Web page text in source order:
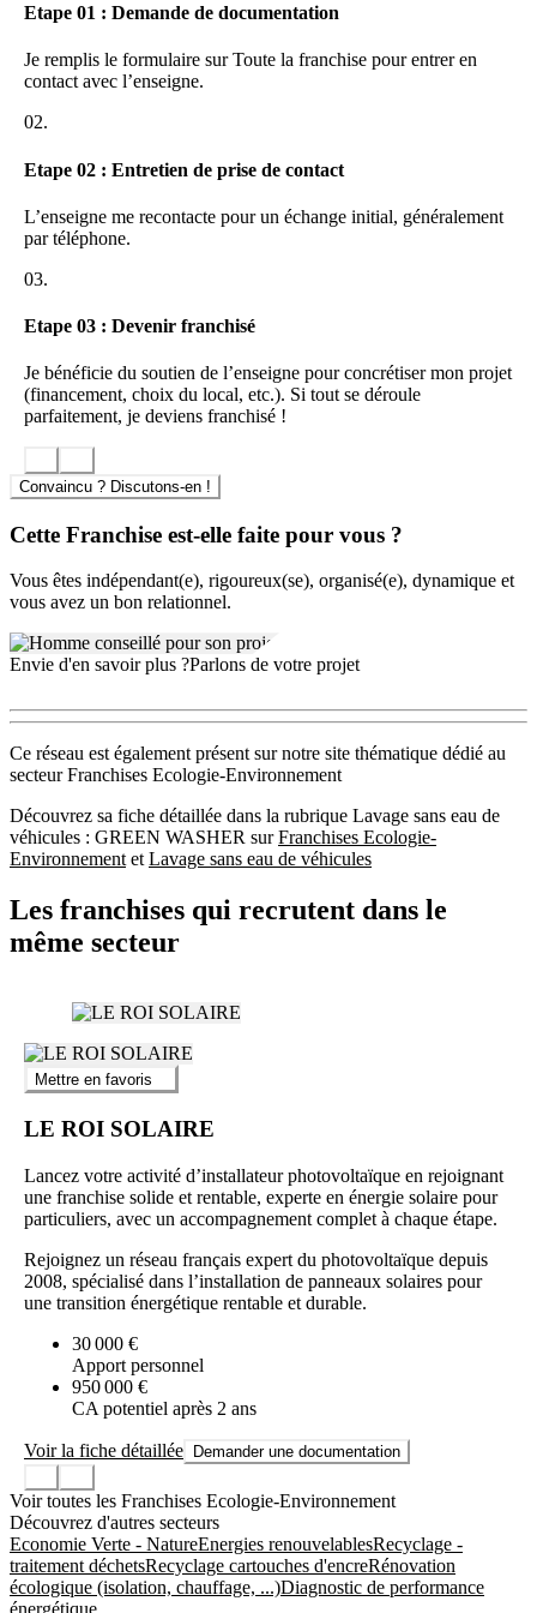
l’impact environnemental de leurs activités. L’offre s’adresse
particulièrement aux amateurs de golf attachés à une approche
en sortie de parcours, sans effort ni contrainte supplémentaire.
Respect absolu des réglementations environnementales
Adaptation des interventions selon les spécificités du site et du
véhicule
Accompagnement pour les franchisés
Le réseau Green Washer s’implique dans la réussite des franchisés,
personnalisée pour le lancement de l’activité et un suivi pédagogique
assure la diffusion des bonnes pratiques et la satisfaction de la
clientèle.
Etape 01 : Demande de documentation
Je remplis le formulaire sur Toute la franchise pour entrer en
contact avec l’enseigne.
02.
Etape 02 : Entretien de prise de contact
L’enseigne me recontacte pour un échange initial, généralement
par téléphone.
03.
Etape 03 : Devenir franchisé
Je bénéficie du soutien de l’enseigne pour concrétiser mon projet
(financement, choix du local, etc.). Si tout se déroule
parfaitement, je deviens franchisé !
Convaincu ? Discutons-en !
Cette Franchise est-elle faite pour vous ?
Vous êtes indépendant(e), rigoureux(se), organisé(e), dynamique et
vous avez un bon relationnel.
Envie d'en savoir plus ?Parlons de votre projet
Ce réseau est également présent sur notre site thématique dédié au
secteur Franchises Ecologie-Environnement
Découvrez sa fiche détaillée dans la rubrique Lavage sans eau de
véhicules : GREEN WASHER surFranchises Ecologie-
Environnement et Lavage sans eau de véhicules
Les franchises qui recrutent dans le
même secteur
Mettre en favoris
LE ROI SOLAIRE
Lancez votre activité d’installateur photovoltaïque en rejoignant
une franchise solide et rentable, experte en énergie solaire pour
particuliers, avec un accompagnement complet à chaque étape.
Rejoignez un réseau français expert du photovoltaïque depuis
2008, spécialisé dans l’installation de panneaux solaires pour
une transition énergétique rentable et durable.
30 000 €
Apport personnel
950 000 €
CA potentiel après 2 ans
Voir la fiche détaillée Demander une documentation
Voir toutes les Franchises Ecologie-Environnement
Découvrez d'autres secteurs
Economie Verte - NatureEnergies renouvelablesRecyclage -
traitement déchetsRecyclage cartouches d'encreRénovation
écologique (isolation, chauffage, ...)Diagnostic de performance